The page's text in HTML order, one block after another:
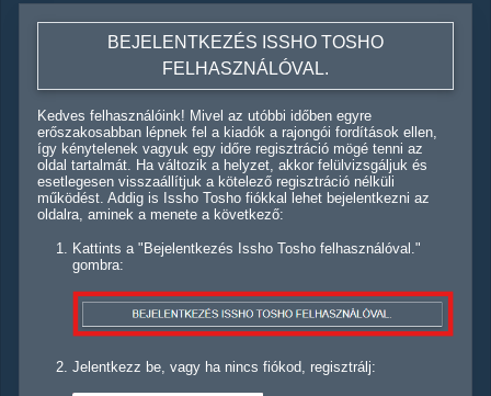
BEJELENTKEZÉS ISSHO TOSHO
FELHASZNÁLÓVAL.
Kedves felhasználóink! Mivel az utóbbi időben egyre
erőszakosabban lépnek fel a kiadók a rajongói fordítások ellen,
így kénytelenek vagyuk egy időre regisztráció mögé tenni az
oldal tartalmát. Ha változik a helyzet, akkor felülvizsgáljuk és
esetlegesen visszaállítjuk a kötelező regisztráció nélküli
működést. Addig is Issho Tosho fiókkal lehet bejelentkezni az
oldalra, aminek a menete a következő:
Kattints a "Bejelentkezés Issho Tosho felhasználóval."
gombra:
Jelentkezz be, vagy ha nincs fiókod, regisztrálj: